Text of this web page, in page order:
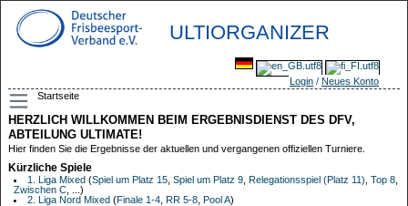
ULTIORGANIZER
Login / Neues Konto
Startseite
HERZLICH WILLKOMMEN BEIM ERGEBNISDIENST DES DFV,
ABTEILUNG ULTIMATE!
Hier finden Sie die Ergebnisse der aktuellen und vergangenen offiziellen Turniere.
Kürzliche Spiele
1. Liga Mixed(Spiel um Platz 15, Spiel um Platz 9, Relegationsspiel (Platz 11) Top 8,
Zwischen C, ...)
2. Liga Nord Mixed(Finale 1-4, RR 5-8, Pool A)